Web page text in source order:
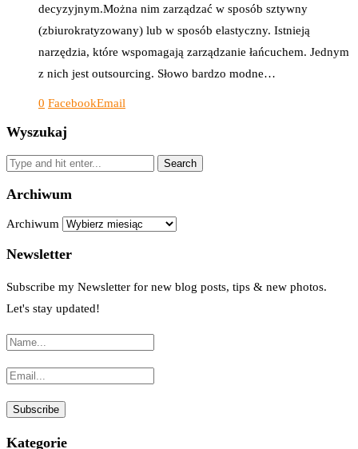
decyzyjnym.Można nim zarządzać w sposób sztywny
(zbiurokratyzowany) lub w sposób elastyczny. Istnieją
narzędzia, które wspomagają zarządzanie łańcuchem. Jednym
z nich jest outsourcing. Słowo bardzo modne…
0 FacebookEmail
Wyszukaj
Archiwum
Archiwum
Newsletter
Subscribe my Newsletter for new blog posts, tips & new photos.
Let's stay updated!
Kategorie